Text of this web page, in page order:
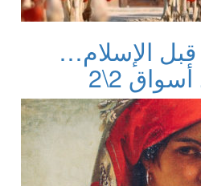
الإسلام…
2\2